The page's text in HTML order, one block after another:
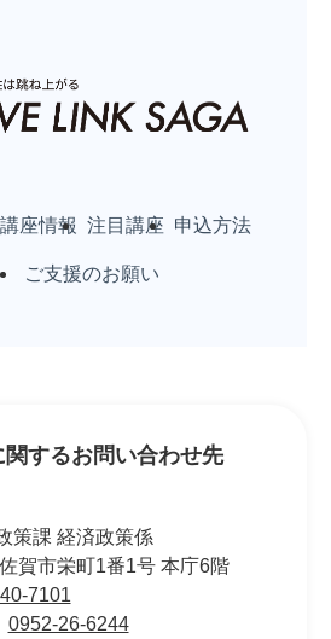
講座情報 注目講座 申込方法
ご支援のお願い
関するお問い合わせ先
策課 経済政策係
賀市栄町1番1号 本庁6階
7101
0952-26-6244